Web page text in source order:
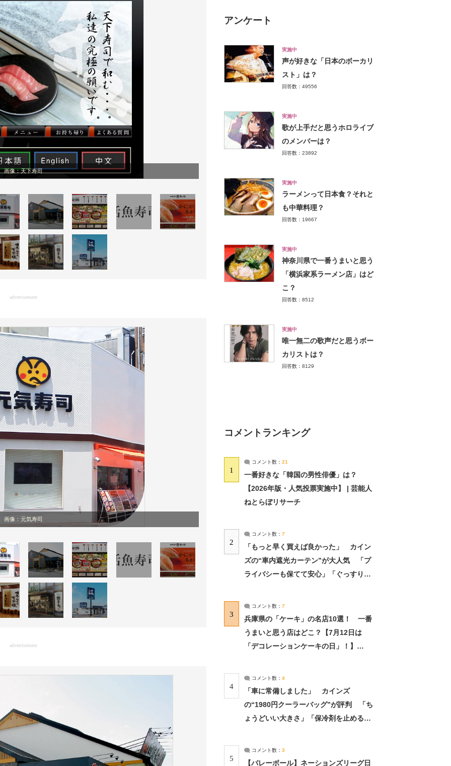
画像：天下寿司
advertisement
画像：元気寿司
advertisement
アンケート
実施中
声が好きな「日本のボーカリ
スト」は？
回答数：49556
実施中
歌が上手だと思うホロライブ
のメンバーは？
回答数：23892
実施中
ラーメンって日本食？それと
も中華料理？
回答数：19667
実施中
神奈川県で一番うまいと思う
「横浜家系ラーメン店」はど
こ？
回答数：8512
実施中
唯一無二の歌声だと思うボー
カリストは？
回答数：8129
コメントランキング
1
コメント数： 21
一番好きな「韓国の男性俳優」は？
【2026年版・人気投票実施中】 | 芸能人
ねとらぼリサーチ
2
コメント数： 7
「もっと早く買えば良かった」 カイン
ズの“車内遮光カーテン”が大人気 「プ
ライバシーも保てて安心」「ぐっすり眠
3
コメント数： 7
兵庫県の「ケーキ」の名店10選！ 一番
うまいと思う店はどこ？【7月12日は
「デコレーションケーキの日」！】
4
コメント数： 4
「車に常備しました」 カインズ
の“1980円クーラーバッグ”が評判 「ち
ょうどいい大きさ」「保冷剤を止めるベ
5
コメント数： 3
【バレーボール】ネーションズリーグ日